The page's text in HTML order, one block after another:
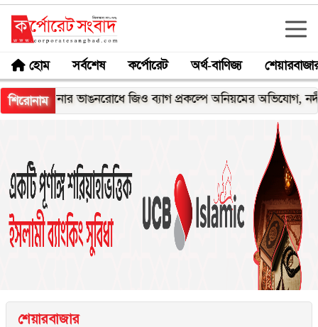
হোম সর্বশেষ কর্পোরেট অর্থ-বাণিজ্য
শিরোনামভাঙনরোধে জিও ব্যাগ প্রকল্পে অনিয়মের অভিযোগ, নদীরকূলে
শেয়ারবাজার